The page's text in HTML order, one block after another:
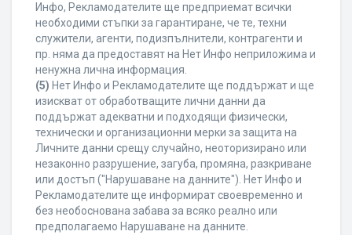
Инфо, Рекламодателите ще предприемат всички
необходими стъпки за гарантиране, че те, техни
служители, агенти, подизпълнители, контрагенти и
пр. няма да предоставят на Нет Инфо неприложима и
ненужна лична информация.
(5) Нет Инфо и Рекламодателите ще поддържат и ще
изискват от обработващите лични данни да
поддържат адекватни и подходящи физически,
технически и организационни мерки за защита на
Личните данни срещу случайно, неоторизирано или
незаконно разрушение, загуба, промяна, разкриване
или достъп ("Нарушаване на данните"). Нет Инфо и
Рекламодателите ще информират своевременно и
без необоснована забава за всяко реално или
предполагаемо Нарушаване на данните.